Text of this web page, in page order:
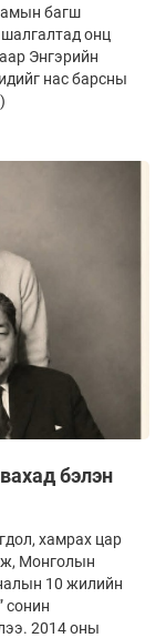
багш
онц
Энгэрийн
нас барсны
бэлэн
хамрах цар
Монголын
10 жилийн
сонин
2014 оны